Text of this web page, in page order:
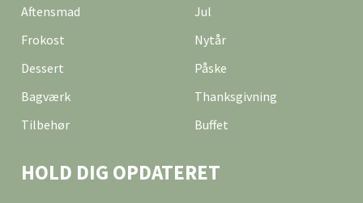
Aftensmad
Frokost
Dessert
Bagværk
Tilbehør
Jul
Nytår
Påske
Thanksgivning
Buffet
HOLD DIG OPDATERET